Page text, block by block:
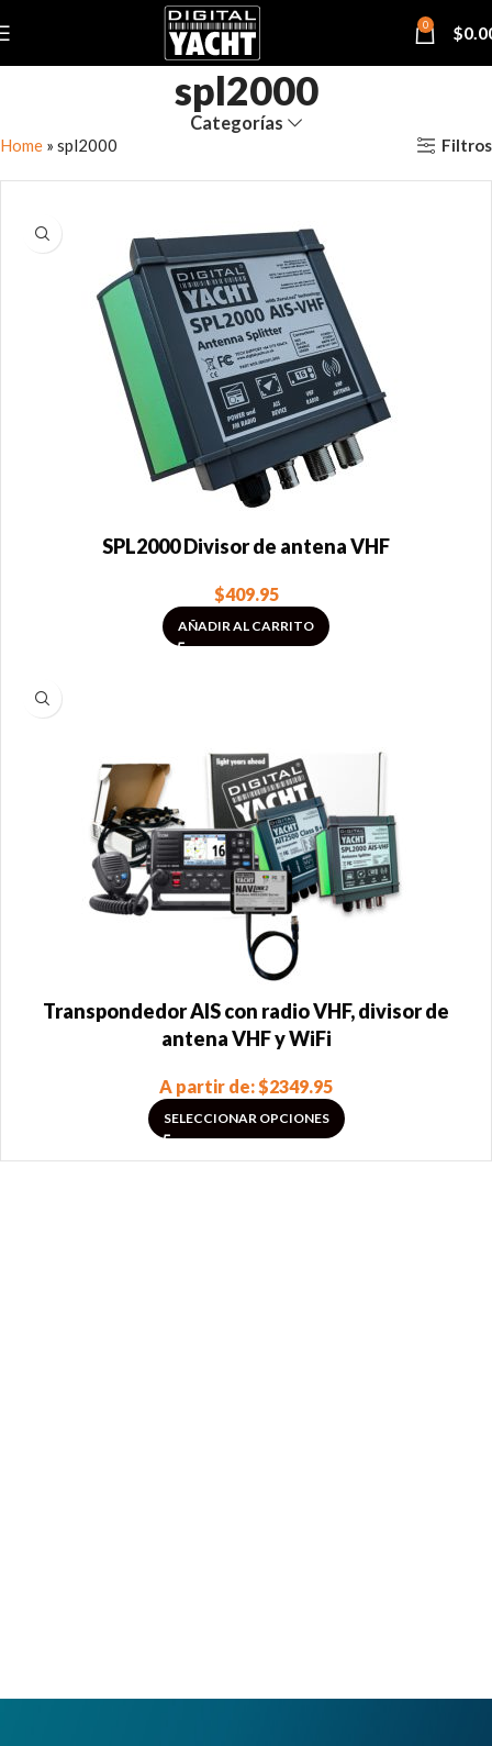
0 $
spl2000
Categorías
Home » spl2000 Filtros
SPL2000 Divisor de antena VHF
$409.95
AÑADIR AL CARRITO
Transpondedor AIS con radio VHF, divisor de
antena VHF y WiFi
A partir de:$2349.95
SELECCIONAR OPCIONES